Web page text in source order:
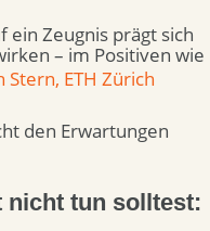
ein Zeugnis prägt sich
– im Positiven wie
Stern, ETH Zürich
den Erwartungen
nicht tun solltest: